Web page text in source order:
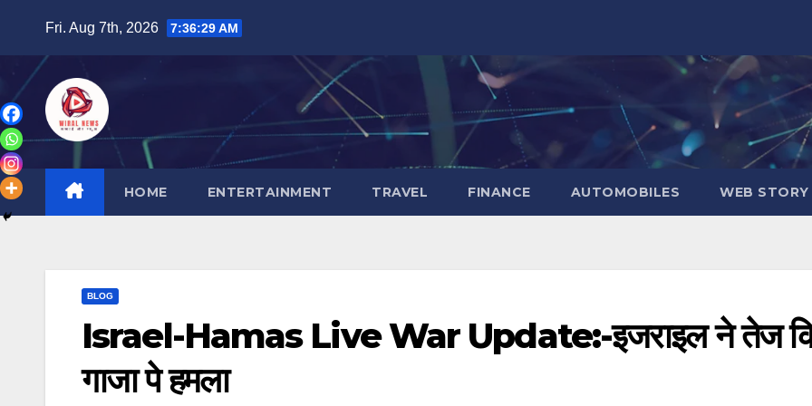
content
Fri. Aug 7th, 2026 7:36:31 AM
HOME ENTERTAINMENT TRAVEL FINANCE AUTOMOBILES WEB STORY
BLOG
Israel-Hamas Live War Update:-इजराइल ने तेज
गाजा पे हमला